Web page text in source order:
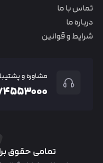
تماس با ما
درباره ما
شرایط و قوانین
مشاوره و
تمامی حقوق